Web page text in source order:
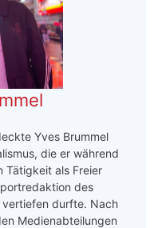
Yves Brummel
die er während
Tätigkeit als Freier
des
vertiefen durfte. Nach
Medienabteilungen